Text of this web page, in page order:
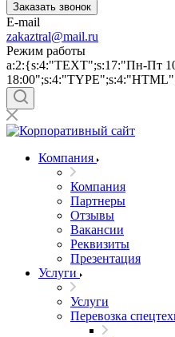
Заказать звонок
E-mail
zakaztral@mail.ru
Режим работы
a:2:{s:4:"TEXT";s:17:"Пн-Пт
Компания
Компания
Партнеры
Отзывы
Вакансии
Реквизиты
Презентация
Услуги
Услуги
Перевозка